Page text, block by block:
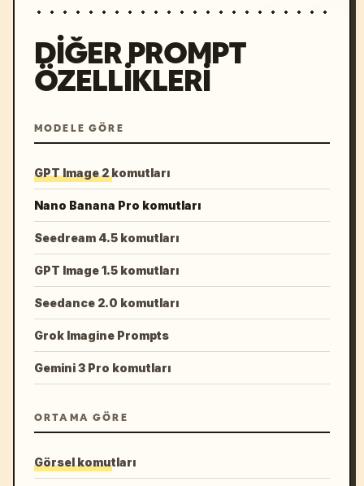
DIĞER PROMPT
ÖZELLIKLERI
MODELE GÖRE
GPT Image 2 komutları
Nano Banana Pro komutları
Seedream 4.5 komutları
GPT Image 1.5 komutları
Seedance 2.0 komutları
Grok Imagine Prompts
Gemini 3 Pro komutları
ORTAMA GÖRE
Görsel komutları